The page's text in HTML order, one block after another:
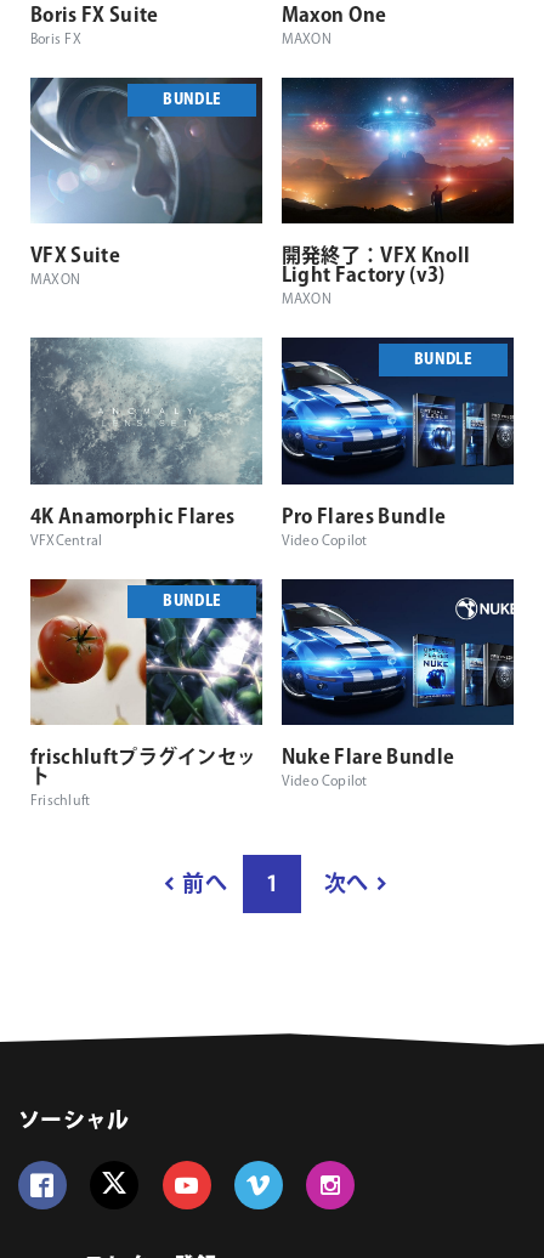
Boris FX Suite
Boris FX
Maxon One
MAXON
BUNDLE
VFX Suite
MAXON
開発終了：VFX Knoll
Light Factory (v3)
MAXON
4K Anamorphic Flares
VFXCentral
BUNDLE
Pro Flares Bundle
Video Copilot
BUNDLE
frischluftプラグインセッ
ト
Frischluft
Nuke Flare Bundle
Video Copilot
数
前へ 1 次へ
ソーシャル